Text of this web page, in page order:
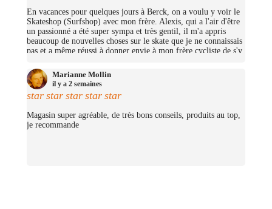
En vacances pour quelques jours à Berck, on a voulu y voir le
Skateshop (Surfshop) avec mon frère. Alexis, qui a l'air d'être
un passionné a été super sympa et très gentil, il m'a appris
beaucoup de nouvelles choses sur le skate que je ne connaissais
pas et a même réussi à donner envie à mon frère cycliste de s'y
j'ai pu me prendre quelques petites choses et on repassera très
certainement un jour pour nous prendre un cruiser chacun.
(Merciii encore pour les stickers offerts !
Marianne Mollin
il y a 2 semaines
star star star star star
Magasin super agréable, de très bons conseils, produits au top,
je recommande